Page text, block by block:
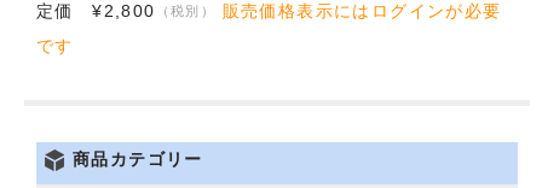
定価 ¥2,800 （税別）
販売価格表示にはログインが必要
です
商品カテゴリー